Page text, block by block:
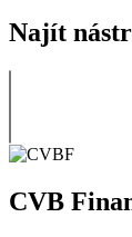
Najít
CVB